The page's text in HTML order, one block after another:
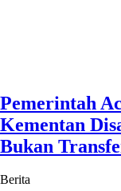
Pemerintah
Kementan
Bukan
Berita